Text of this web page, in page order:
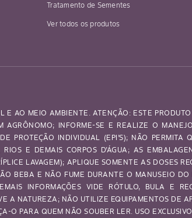
Tratamento de Sementes
Ver todos os produtos
E AO MEIO AMBIENTE. ATENÇÃO: ESTE
AGRÔNOMO; INFORME-SE E REALIZE O
PROTEÇÃO INDIVIDUAL (EPI’S); NÃO
RIOS E DEMAIS CORPOS D’ÁGUA; AS
LAVAGEM); APLIQUE SOMENTE AS DOSES
BEBA E NÃO FUME DURANTE O MANUSEIO
INFORMAÇÕES VIDE RÓTULO, BULA E
A NATUREZA; NÃO UTILIZE EQUIPAMENTOS DE
O PARA QUEM NÃO SOUBER LER. USO